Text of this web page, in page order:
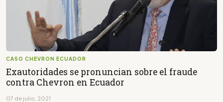
CASO CHEVRON ECUADOR
Exautoridades se pronuncian sobre el fraude
contra Chevron en Ecuador
07 de julio, 2021